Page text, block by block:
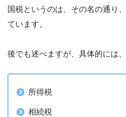
国税というのは、その名の通り、
ています。
後でも述べますが、具体的には、
所得税
相続税